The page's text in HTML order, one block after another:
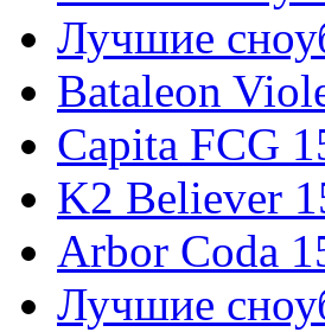
Лучшие
Bataleon
Capita FCG
K2 Believer
Arbor Coda
Лучшие